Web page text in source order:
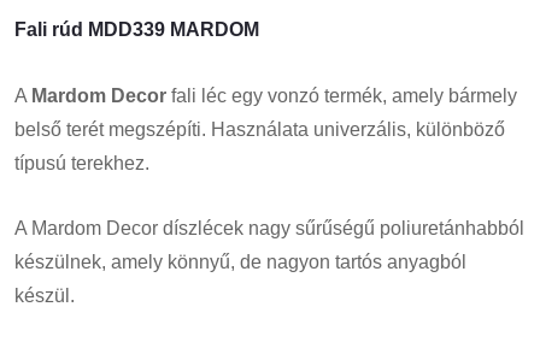
Fali rúd MDD339 MARDOM
A Mardom Decor fali léc egy vonzó termék, amely bármely
belső terét megszépíti. Használata univerzális, különböző
típusú terekhez.
A Mardom Decor díszlécek nagy sűrűségű poliuretánhabból
készülnek, amely könnyű, de nagyon tartós anyagból
készül.